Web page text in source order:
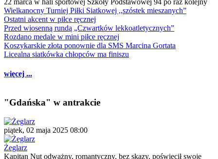
22 marca w hali sportowej Szkoły Podstawowej 94 po raz kolejny
Wielkanocny Turniej Piłki Siatkowej ,,szóstek mieszanych”
Ostatni akcent w piłce ręcznej
Przed wiosenną rundą „Czwartków lekkoatletycznych”
Rozdano medale w mini piłce ręcznej
Koszykarskie złota ponownie dla SMS Marcina Gortata
Licealna siatkówka chłopców ma finiszu
więcej ...
"Gdańska" w antrakcie
piątek, 02 maja 2025 08:00
Żeglarz
Kapitan Nut odważny, romantyczny, bez skazy, poświęcił swoje